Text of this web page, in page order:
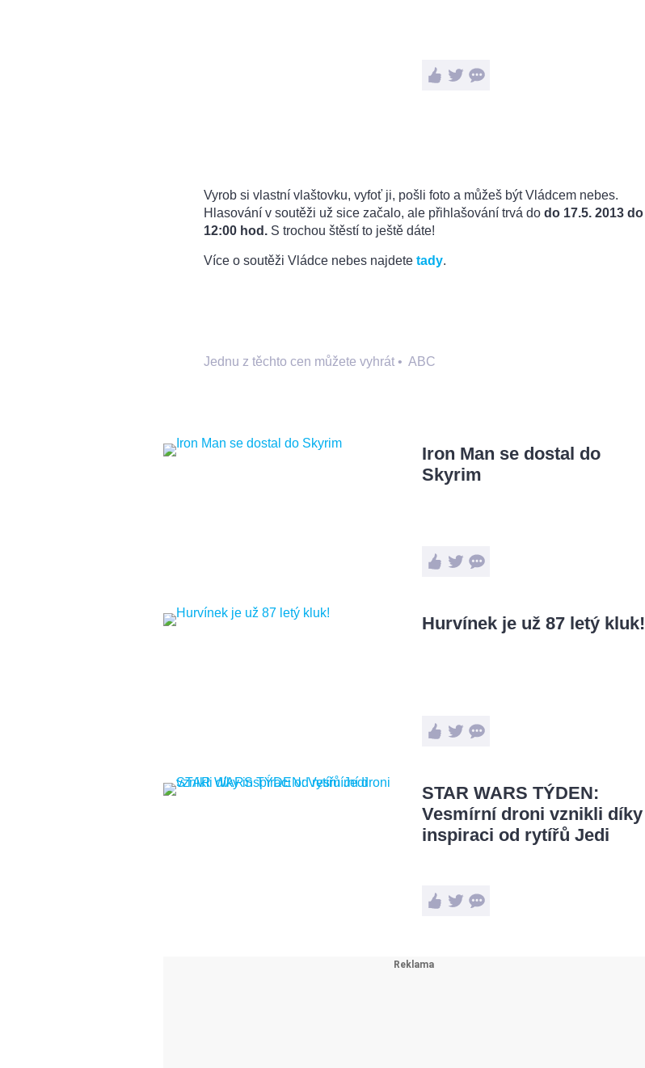
Vyrob si vlastní vlaštovku, vyfoť ji, pošli foto a můžeš být Vládcem nebes.
Hlasování v soutěži už sice začalo, ale přihlašování trvá do do 17.5. 2013 do
12:00 hod. S trochou štěstí to ještě dáte!
Více o soutěži Vládce nebes najdete tady.
Jednu z těchto cen můžete vyhrát • ABC
Iron Man se dostal do
Skyrim
Hurvínek je už 87 letý kluk!
STAR WARS TÝDEN:
Vesmírní droni vznikli díky
inspiraci od rytířů Jedi